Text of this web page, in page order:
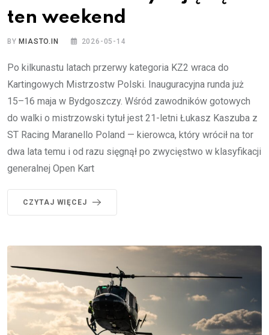
ten weekend
BYMIASTO.IN 2026-05-14
Po kilkunastu latach przerwy kategoria KZ2 wraca do
Kartingowych Mistrzostw Polski. Inauguracyjna runda już
15–16 maja w Bydgoszczy. Wśród zawodników gotowych
do walki o mistrzowski tytuł jest 21-letni Łukasz Kaszuba z
ST Racing Maranello Poland — kierowca, który wrócił na tor
dwa lata temu i od razu sięgnął po zwycięstwo w klasyfikacji
generalnej Open Kart
CZYTAJ WIĘCEJ